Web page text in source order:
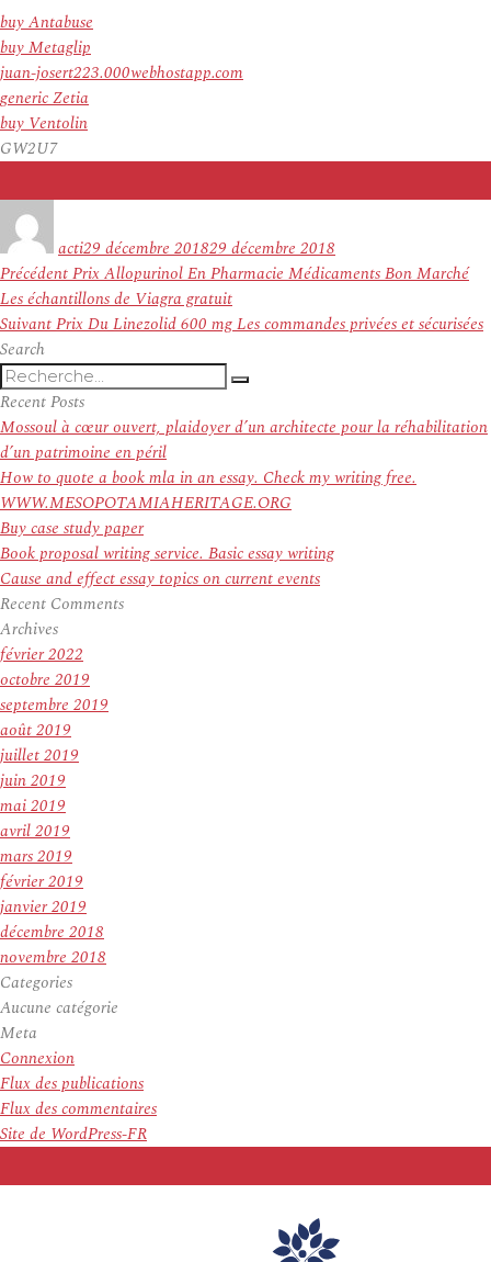
buy Antabuse
buy Metaglip
juan-josert223.000webhostapp.com
generic Zetia
buy Ventolin
GW2U7
actile
29 décembre 201829 décembre 2018
Navigation
de
l’article
PrécédentArticle
précédent :
Prix Allopurinol En Pharmacie Médicaments Bon Marché
Les échantillons de Viagra gratuit
SuivantArticle
Prix Du Linezolid 600 mg Les commandes privées et sécurisées
Search
Recherche
pour
:
Recherche
Recent Posts
Mossoul à cœur ouvert, plaidoyer d’un architecte pour la réhabilitation
d’un patrimoine en péril
How to quote a book mla in an essay. Check my writing free.
WWW.MESOPOTAMIAHERITAGE.ORG
Buy case study paper
Book proposal writing service. Basic essay writing
Cause and effect essay topics on current events
Recent Comments
Archives
février 2022
octobre 2019
septembre 2019
août 2019
juillet 2019
juin 2019
mai 2019
avril 2019
mars 2019
février 2019
janvier 2019
décembre 2018
novembre 2018
Categories
Aucune catégorie
Meta
Connexion
Flux des publications
Flux des commentaires
Site de WordPress-FR